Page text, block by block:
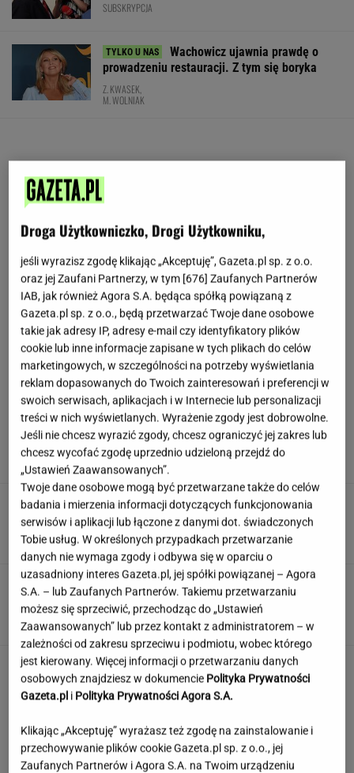
SUBSKRYPCJA
Wachowicz ujawnia prawdę o
prowadzeniu restauracji. Z tym się boryka
Z. KWASEK,
M. WOLNIAK
Szokujące nagranie z Tatr. "Rodzice, którzy
zwariowali"
Cały świat patrzy na Świątek i
Abramowicz. "To kolejna czerwona flaga"
SUBSKRYPCJA
Potężny quiz geograficzny dla wytrwałych. Kto
dotrze chociaż do połowy?
Wyjeżdżasz za granicę? Te rozwiązania mogą
oszczędzić sporo czasu i nerwów
MATERIAŁ PROMOCYJNY
Pensje lekarzy. Specjalista
hematolog dostał podwyżkę, ale zarabia mniej
Droga Użytkowniczko, Drogi Użytkowniku,
jeśli wyrazisz zgodę klikając „Akceptuję”, Gazeta.pl sp. z o.o.
oraz jej Zaufani Partnerzy, w tym [676] Zaufanych Partnerów
IAB, jak również Agora S.A. będąca spółką powiązaną z
Gazeta.pl sp. z o.o., będą przetwarzać Twoje dane osobowe
takie jak adresy IP, adresy e-mail czy identyfikatory plików
cookie lub inne informacje zapisane w tych plikach do celów
marketingowych, w szczególności na potrzeby wyświetlania
reklam dopasowanych do Twoich zainteresowań i preferencji w
swoich serwisach, aplikacjach i w Internecie lub personalizacji
treści w nich wyświetlanych. Wyrażenie zgody jest dobrowolne.
Jeśli nie chcesz wyrazić zgody, chcesz ograniczyć jej zakres lub
chcesz wycofać zgodę uprzednio udzieloną przejdź do
„Ustawień Zaawansowanych”.
Twoje dane osobowe mogą być przetwarzane także do celów
badania i mierzenia informacji dotyczących funkcjonowania
serwisów i aplikacji lub łączone z danymi dot. świadczonych
Tobie usług. W określonych przypadkach przetwarzanie
danych nie wymaga zgody i odbywa się w oparciu o
uzasadniony interes Gazeta.pl, jej spółki powiązanej – Agora
S.A. – lub Zaufanych Partnerów. Takiemu przetwarzaniu
możesz się sprzeciwić, przechodząc do „Ustawień
Zaawansowanych” lub przez kontakt z administratorem – w
zależności od zakresu sprzeciwu i podmiotu, wobec którego
jest kierowany. Więcej informacji o przetwarzaniu danych
osobowych znajdziesz w dokumencie Polityka Prywatności
Gazeta.pl i Polityka Prywatności Agora S.A.
Klikając „Akceptuję” wyrażasz też zgodę na zainstalowanie i
przechowywanie plików cookie Gazeta.pl sp. z o.o., jej
Zaufanych Partnerów i Agora S.A. na Twoim urządzeniu